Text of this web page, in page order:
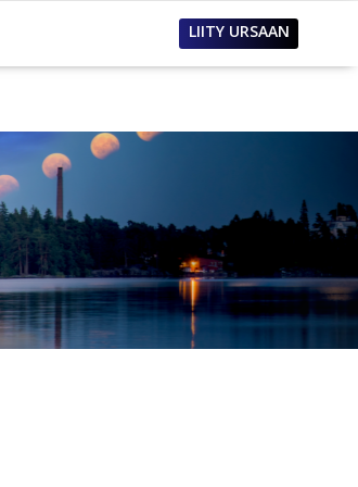
LIITY URSAAN